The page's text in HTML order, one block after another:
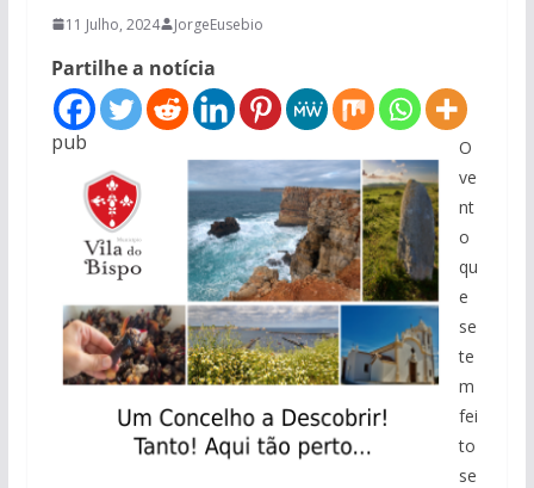
11 Julho, 2024 JorgeEusebio
Partilhe a notícia
pub
O
ve
nt
o
qu
e
se
te
m
fei
to
se